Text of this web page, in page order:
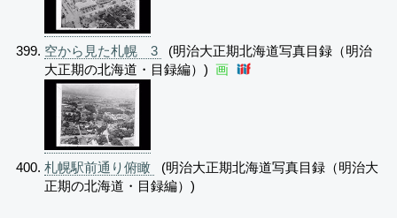
空から見た札幌 3
(明治大正期北海道写真目録（明治
大正期の北海道・目録編）) 画
札幌駅前通り俯瞰
(明治大正期北海道写真目録（明治大
正期の北海道・目録編）)